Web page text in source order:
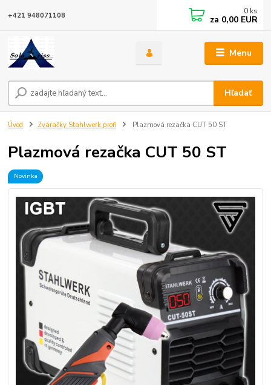
Menu
Hľadať
+421 948071108 0 ks
za 0,00 EUR
Úvod Zváračky Stahlwerk profi Plazmová rezačka CUT 50 ST
Plazmová rezačka CUT 50 ST
Novinka